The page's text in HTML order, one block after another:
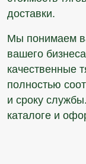
доставки.
Мы понимаем
вашего
качественные
полностью
и сроку
каталоге и